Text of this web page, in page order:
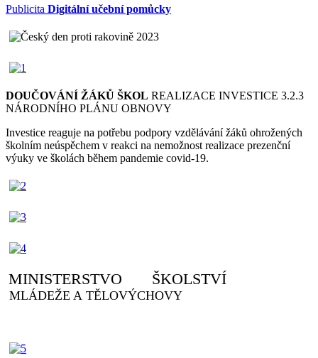
Publicita Digitální učební pomůcky
DOUČOVÁNÍ ŽÁKŮ ŠKOL REALIZACE INVESTICE 3.2.3
NÁRODNÍHO PLÁNU OBNOVY
Investice reaguje na potřebu podpory vzdělávání žáků ohrožených
školním neúspěchem v reakci na nemožnost realizace prezenční
výuky ve školách během pandemie covid-19.
MINISTERSTVO ŠKOLSTVÍ
MLÁDEŽE A TĚLOVÝCHOVY